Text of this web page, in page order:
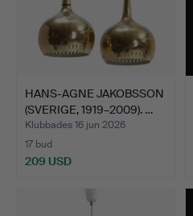
HANS-AGNE JAKOBSSON
(SVERIGE, 1919–2009). …
Klubbades 16 jun 2026
17 bud
209 USD